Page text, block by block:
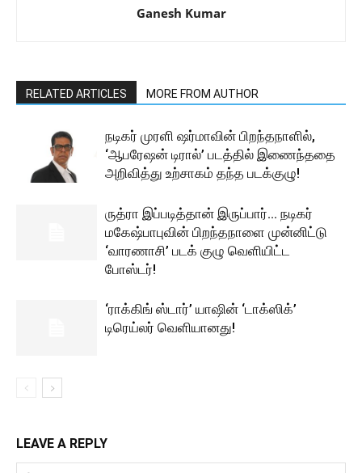
Ganesh Kumar
RELATED ARTICLES MORE FROM AUTHOR
நடிகர் முரளி ஷர்மாவின் பிறந்தநாளில்,
‘ஆபரேஷன் டிரால்’ படத்தில் இணைந்ததை
அறிவித்து உற்சாகம் தந்த படக்குழு!
ருத்ரா இப்படித்தான் இருப்பார்… நடிகர்
மகேஷ்பாபுவின் பிறந்தநாளை முன்னிட்டு
‘வாரணாசி’ படக் குழு வெளியிட்ட
போஸ்டர்!
‘ராக்கிங் ஸ்டார்’ யாஷின் ‘டாக்ஸிக்’
டிரெய்லர் வெளியானது!
LEAVE A REPLY